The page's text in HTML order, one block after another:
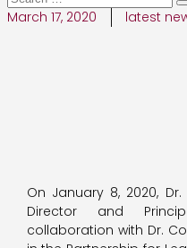
March 17, 2020 latest
On January 8, 2020, Dr.
Director and
collaboration with Dr.